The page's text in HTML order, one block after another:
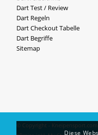
Dart Test / Review
Dart Regeln
Dart Checkout Tabelle
Dart Begriffe
Sitemap
© Copyright -
Diese